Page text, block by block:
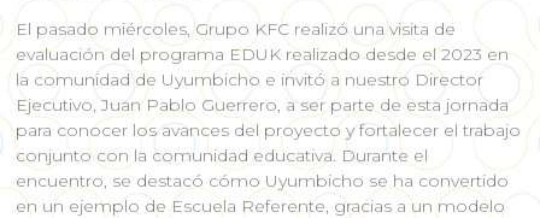
El pasado miércoles, Grupo KFC realizó una visita de
evaluación del programa EDUK realizado desde el 2023 en
la comunidad de Uyumbicho e invitó a nuestro Director
Ejecutivo, Juan Pablo Guerrero, a ser parte de esta jornada
para conocer los avances del proyecto y fortalecer el trabajo
conjunto con la comunidad educativa. Durante el
encuentro, se destacó cómo Uyumbicho se ha convertido
en un ejemplo de Escuela Referente, gracias a un modelo